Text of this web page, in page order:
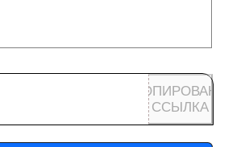
КОПИРОВАНА
ССЫЛКА